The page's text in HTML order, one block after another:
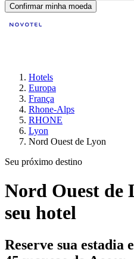
Confirmar minha moeda
Hotels
Europa
França
Rhone-Alps
RHONE
Lyon
Nord Ouest de Lyon
Seu próximo destino
Nord Ouest de
seu hotel
Reserve sua estadia